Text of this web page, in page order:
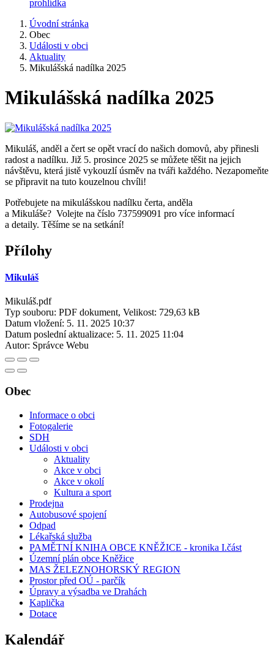
prohlídka
Úvodní stránka
Obec
Události v obci
Aktuality
Mikulášská nadílka 2025
Mikulášská nadílka 2025
Mikuláš, anděl a čert se opět vrací do našich domovů, aby přinesli
radost a nadílku. Již 5. prosince 2025 se můžete těšit na jejich
návštěvu, která jistě vykouzlí úsměv na tváři každého. Nezapomeňte
se připravit na tuto kouzelnou chvíli!
Potřebujete na mikulášskou nadílku čerta, anděla
a Mikuláše? Volejte na číslo 737599091 pro více informací
a detaily. Těšíme se na setkání!
Přílohy
Mikuláš
Mikuláš.pdf
Typ souboru: PDF dokument, Velikost: 729,63 kB
Datum vložení: 5. 11. 2025 10:37
Datum poslední aktualizace: 5. 11. 2025 11:04
Autor: Správce Webu
Obec
Informace o obci
Fotogalerie
SDH
Události v obci
Aktuality
Akce v obci
Akce v okolí
Kultura a sport
Prodejna
Autobusové spojení
Odpad
Lékařská služba
PAMĚTNÍ KNIHA OBCE KNĚŽICE - kronika I.část
Územní plán obce Kněžice
MAS ŽELEZNOHORSKÝ REGION
Prostor před OÚ - parčík
Úpravy a výsadba ve Drahách
Kaplička
Dotace
Kalendář